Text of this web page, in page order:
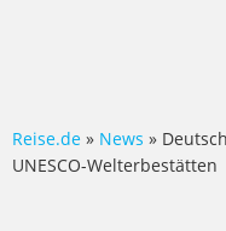
Reise.de » News »
UNESCO-Welterbestätten